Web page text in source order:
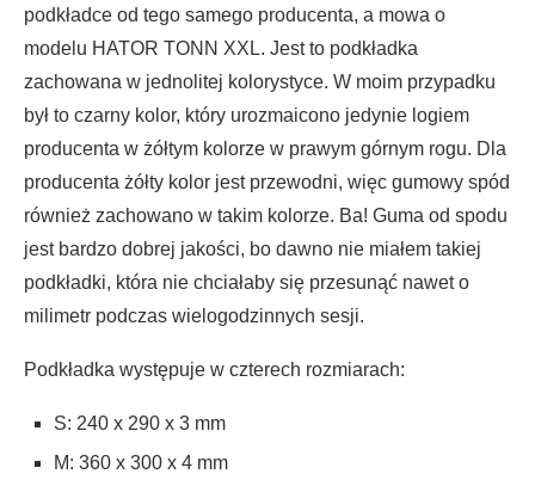
podkładce od tego samego producenta, a mowa o
modelu HATOR TONN XXL. Jest to podkładka
zachowana w jednolitej kolorystyce. W moim przypadku
był to czarny kolor, który urozmaicono jedynie logiem
producenta w żółtym kolorze w prawym górnym rogu. Dla
producenta żółty kolor jest przewodni, więc gumowy spód
również zachowano w takim kolorze. Ba! Guma od spodu
jest bardzo dobrej jakości, bo dawno nie miałem takiej
podkładki, która nie chciałaby się przesunąć nawet o
milimetr podczas wielogodzinnych sesji.
Podkładka występuje w czterech rozmiarach:
S: 240 x 290 x 3 mm
M: 360 x 300 x 4 mm